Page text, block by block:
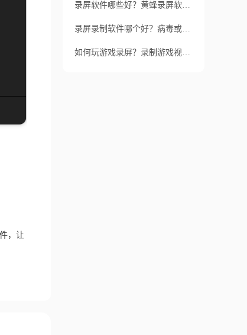
，让
录屏软件哪些好？黄蜂录屏软件有何功能？
录屏录制软件哪个好？病毒或恶意软件对录屏有何影响？
如何玩游戏录屏？录制游戏视频软件有哪些功能？